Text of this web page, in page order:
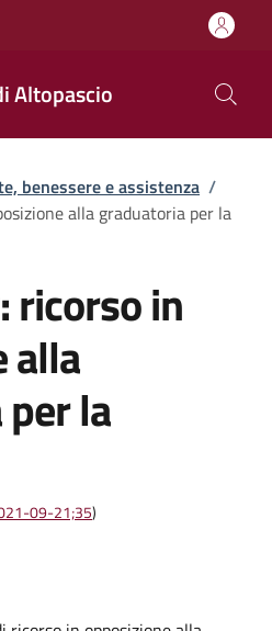
Altopascio
benessere e assistenza /
alla graduatoria per la
ricorso in
alla
la
09-21;35)